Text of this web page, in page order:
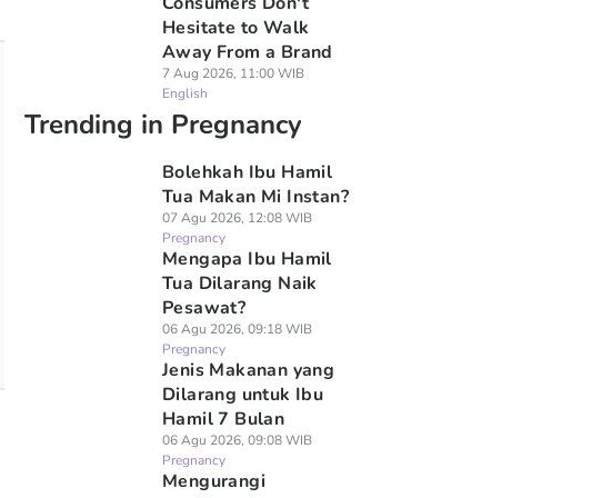
Hesitate to Walk
Away From a Brand
7 Aug 2026, 11:00 WIB
English
Trending in Pregnancy
Bolehkah Ibu Hamil
Tua Makan Mi Instan?
07 Agu 2026, 12:08 WIB
Pregnancy
Mengapa Ibu Hamil
Tua Dilarang Naik
Pesawat?
06 Agu 2026, 09:18 WIB
Pregnancy
Jenis Makanan yang
Dilarang untuk Ibu
Hamil 7 Bulan
06 Agu 2026, 09:08 WIB
Pregnancy
Mengurangi